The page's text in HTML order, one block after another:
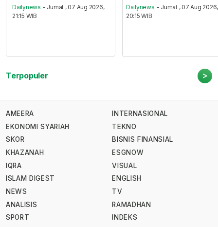
Dailynews - Jumat , 07 Aug 2026,
21:15 WIB
Dailynews - Jumat , 07 Aug 2026,
20:15 WIB
Terpopuler >
AMEERA
EKONOMI SYARIAH
SKOR
KHAZANAH
IQRA
ISLAM DIGEST
NEWS
ANALISIS
SPORT
INTERNASIONAL
TEKNO
BISNIS FINANSIAL
ESGNOW
VISUAL
ENGLISH
TV
RAMADHAN
INDEKS